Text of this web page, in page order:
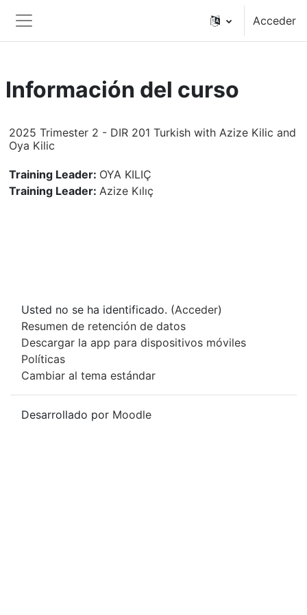
Panel lateral
Acceder
Información del curso
2025 Trimester 2 - DIR 201 Turkish with Azize Kilic and
Oya Kilic
Training Leader: OYA KILIÇ
Training Leader: Azize Kılıç
Usted no se ha identificado. (Acceder)
Resumen de retención de datos
Descargar la app para dispositivos móviles
Políticas
Cambiar al tema estándar
Desarrollado por Moodle